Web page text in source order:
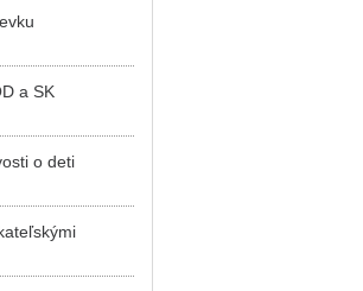
a SK
o deti